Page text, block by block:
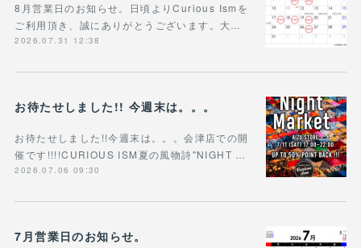
8月営業日のお知らせ。日頃よりCurious Ismを
ご利用頂き、誠にありがとうございます。大…
2026.07.31 12:38
お待たせしました!! 今週末は。。。
お待たせしました!!今週末は。。。会津店での開
催です!!!!CURIOUS ISM夏の風物詩"NIGHT …
2026.07.06 09:30
7月営業日のお知らせ。